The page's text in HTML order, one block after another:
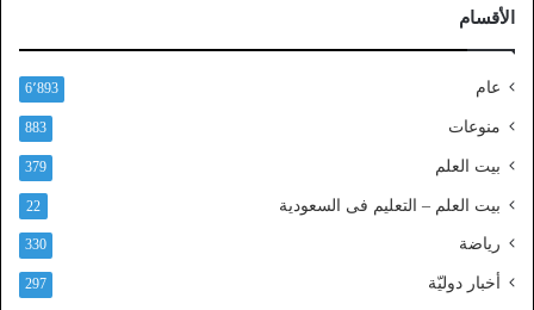
ا
ل
ف
ا
ا
ط
الأقسام
عام 6٬893
منوعات 883
بيت العلم 379
بيت العلم – التعليم فى السعودية 22
رياضة 330
أخبار دوليّة 297